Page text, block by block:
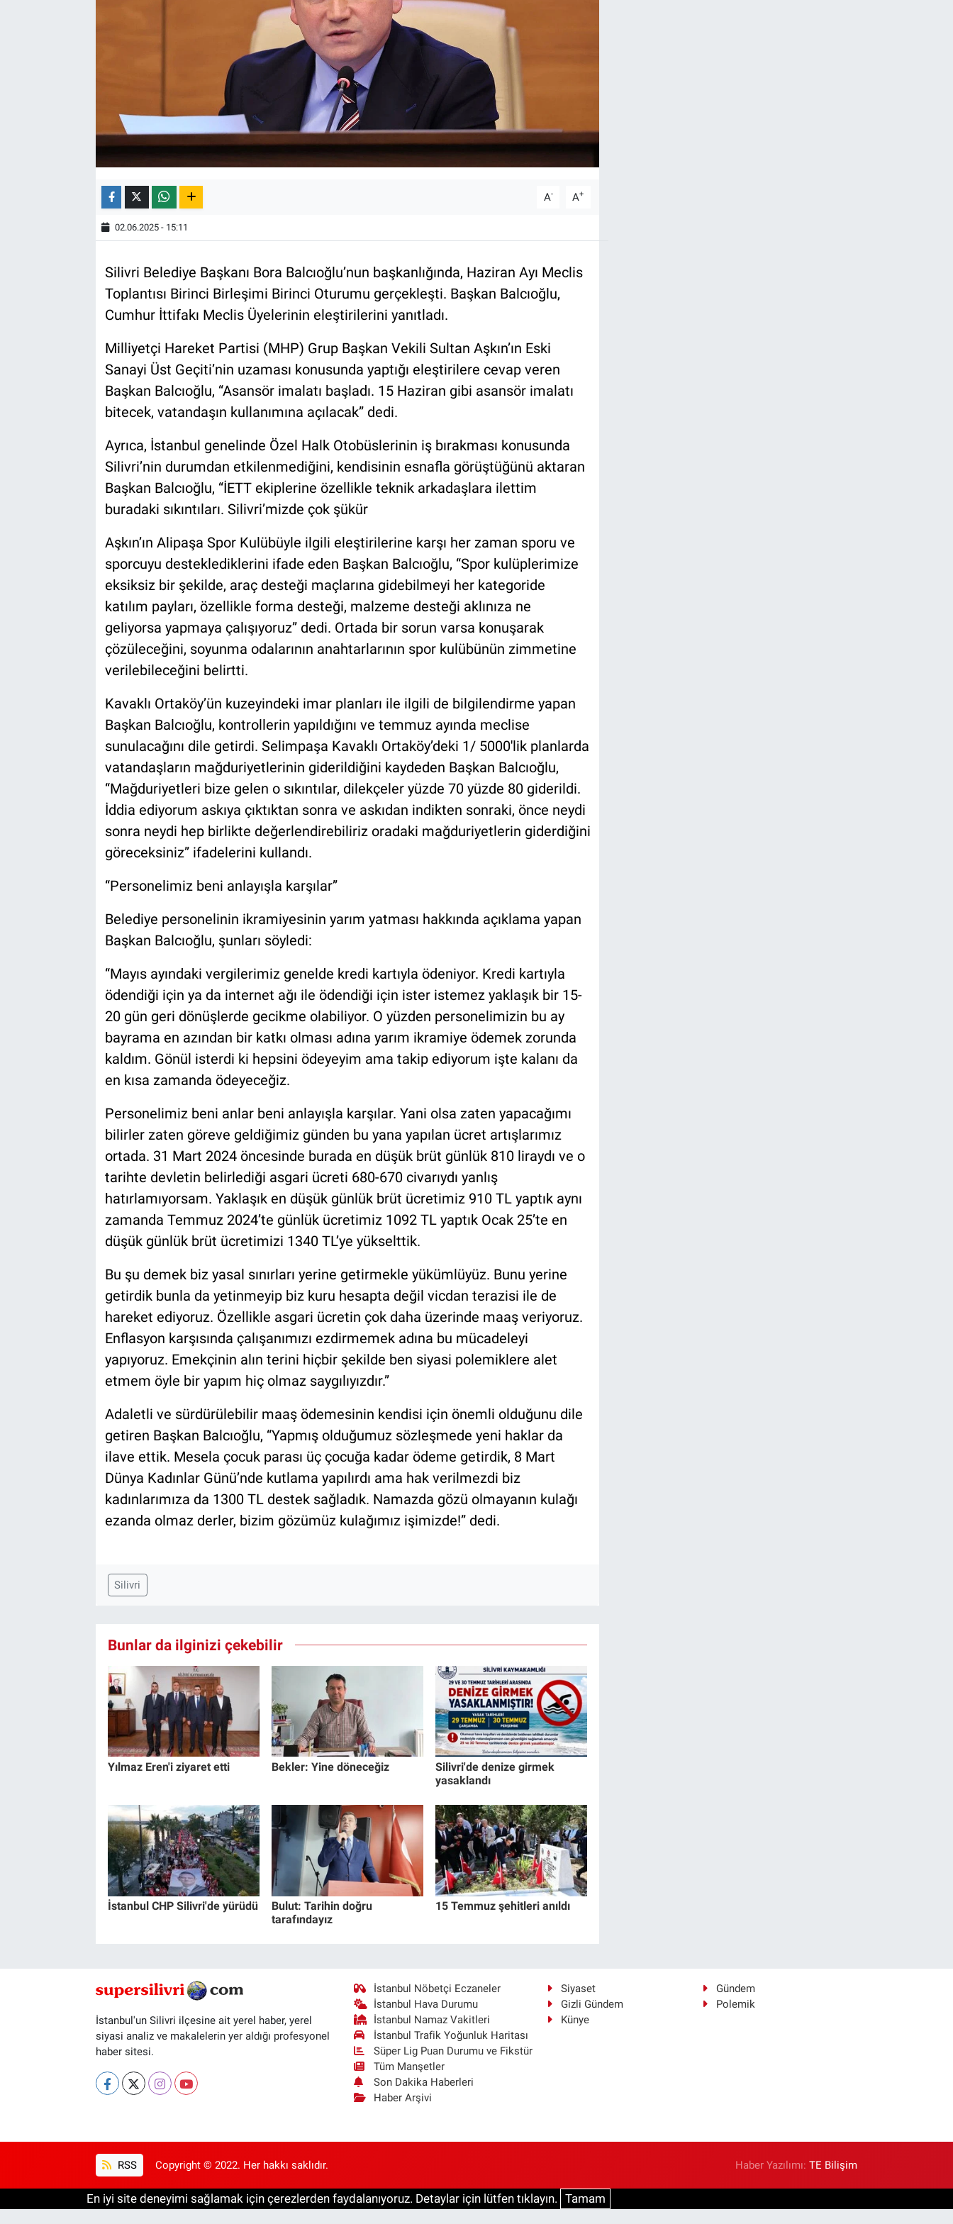
A- A+
02.06.2025 - 15:11
Silivri Belediye Başkanı Bora Balcıoğlu’nun başkanlığında, Haziran Ayı Meclis
Toplantısı Birinci Birleşimi Birinci Oturumu gerçekleşti. Başkan Balcıoğlu,
Cumhur İttifakı Meclis Üyelerinin eleştirilerini yanıtladı.
Milliyetçi Hareket Partisi (MHP) Grup Başkan Vekili Sultan Aşkın’ın Eski
Sanayi Üst Geçiti’nin uzaması konusunda yaptığı eleştirilere cevap veren
Başkan Balcıoğlu, “Asansör imalatı başladı. 15 Haziran gibi asansör imalatı
bitecek, vatandaşın kullanımına açılacak” dedi.
Ayrıca, İstanbul genelinde Özel Halk Otobüslerinin iş bırakması konusunda
Silivri’nin durumdan etkilenmediğini, kendisinin esnafla görüştüğünü aktaran
Başkan Balcıoğlu, “İETT ekiplerine özellikle teknik arkadaşlara ilettim
buradaki sıkıntıları. Silivri’mizde çok şükür
Aşkın’ın Alipaşa Spor Kulübüyle ilgili eleştirilerine karşı her zaman sporu ve
sporcuyu desteklediklerini ifade eden Başkan Balcıoğlu, “Spor kulüplerimize
eksiksiz bir şekilde, araç desteği maçlarına gidebilmeyi her kategoride
katılım payları, özellikle forma desteği, malzeme desteği aklınıza ne
geliyorsa yapmaya çalışıyoruz” dedi. Ortada bir sorun varsa konuşarak
çözüleceğini, soyunma odalarının anahtarlarının spor kulübünün zimmetine
verilebileceğini belirtti.
Kavaklı Ortaköy’ün kuzeyindeki imar planları ile ilgili de bilgilendirme yapan
Başkan Balcıoğlu, kontrollerin yapıldığını ve temmuz ayında meclise
sunulacağını dile getirdi. Selimpaşa Kavaklı Ortaköy’deki 1/ 5000'lik planlarda
vatandaşların mağduriyetlerinin giderildiğini kaydeden Başkan Balcıoğlu,
“Mağduriyetleri bize gelen o sıkıntılar, dilekçeler yüzde 70 yüzde 80 giderildi.
İddia ediyorum askıya çıktıktan sonra ve askıdan indikten sonraki, önce neydi
sonra neydi hep birlikte değerlendirebiliriz oradaki mağduriyetlerin giderdiğini
göreceksiniz” ifadelerini kullandı.
“Personelimiz beni anlayışla karşılar”
Belediye personelinin ikramiyesinin yarım yatması hakkında açıklama yapan
Başkan Balcıoğlu, şunları söyledi:
“Mayıs ayındaki vergilerimiz genelde kredi kartıyla ödeniyor. Kredi kartıyla
ödendiği için ya da internet ağı ile ödendiği için ister istemez yaklaşık bir 15-
20 gün geri dönüşlerde gecikme olabiliyor. O yüzden personelimizin bu ay
bayrama en azından bir katkı olması adına yarım ikramiye ödemek zorunda
kaldım. Gönül isterdi ki hepsini ödeyeyim ama takip ediyorum işte kalanı da
en kısa zamanda ödeyeceğiz.
Personelimiz beni anlar beni anlayışla karşılar. Yani olsa zaten yapacağımı
bilirler zaten göreve geldiğimiz günden bu yana yapılan ücret artışlarımız
ortada. 31 Mart 2024 öncesinde burada en düşük brüt günlük 810 liraydı ve o
tarihte devletin belirlediği asgari ücreti 680-670 civarıydı yanlış
hatırlamıyorsam. Yaklaşık en düşük günlük brüt ücretimiz 910 TL yaptık aynı
zamanda Temmuz 2024’te günlük ücretimiz 1092 TL yaptık Ocak 25’te en
düşük günlük brüt ücretimizi 1340 TL’ye yükselttik.
Bu şu demek biz yasal sınırları yerine getirmekle yükümlüyüz. Bunu yerine
getirdik bunla da yetinmeyip biz kuru hesapta değil vicdan terazisi ile de
hareket ediyoruz. Özellikle asgari ücretin çok daha üzerinde maaş veriyoruz.
Enflasyon karşısında çalışanımızı ezdirmemek adına bu mücadeleyi
yapıyoruz. Emekçinin alın terini hiçbir şekilde ben siyasi polemiklere alet
etmem öyle bir yapım hiç olmaz saygılıyızdır.”
Adaletli ve sürdürülebilir maaş ödemesinin kendisi için önemli olduğunu dile
getiren Başkan Balcıoğlu, “Yapmış olduğumuz sözleşmede yeni haklar da
ilave ettik. Mesela çocuk parası üç çocuğa kadar ödeme getirdik, 8 Mart
Dünya Kadınlar Günü’nde kutlama yapılırdı ama hak verilmezdi biz
kadınlarımıza da 1300 TL destek sağladık. Namazda gözü olmayanın kulağı
ezanda olmaz derler, bizim gözümüz kulağımız işimizde!” dedi.
Silivri
Bunlar da ilginizi çekebilir
Yılmaz Eren'i ziyaret etti Bekler: Yine döneceğiz
Silivri'de denize girmek
yasaklandı
İstanbul CHP Silivri'de yürüdü
Bulut: Tarihin doğru
tarafındayız
15 Temmuz şehitleri anıldı
İstanbul'un Silivri ilçesine ait yerel haber, yerel
siyasi analiz ve makalelerin yer aldığı profesyonel
haber sitesi.
İstanbul Nöbetçi Eczaneler
İstanbul Hava Durumu
İstanbul Namaz Vakitleri
İstanbul Trafik Yoğunluk Haritası
Süper Lig Puan Durumu ve Fikstür
Tüm Manşetler
Son Dakika Haberleri
Haber Arşivi
Siyaset
Gündem
Gizli Gündem
Polemik
Künye
RSS Copyright © 2022. Her hakkı saklıdır. Haber Yazılımı:TE Bilişim
En iyi site deneyimi sağlamak için çerezlerden faydalanıyoruz. Detaylar için lütfen tıklayın. Tamam